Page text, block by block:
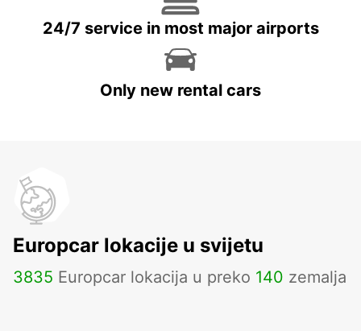
24/7 service in most major airports
Only new rental cars
Europcar lokacije u svijetu
3835 Europcar lokacija u preko 140 zemalja